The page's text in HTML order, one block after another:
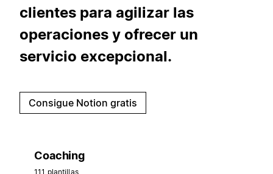
clientes para agilizar las
operaciones y ofrecer un
servicio excepcional.
Consigue Notion gratis
Coaching
111 plantillas